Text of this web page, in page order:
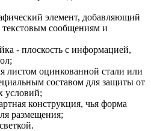
элемент, добавляющий
сообщениям и
- плоскость с информацией,
листом оцинкованной стали или
составом для защиты от
условий;
конструкция, чья форма
размещения;